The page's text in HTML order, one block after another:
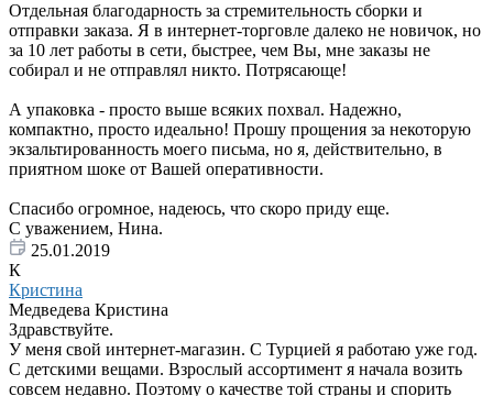
Отдельная благодарность за стремительность сборки и
отправки заказа. Я в интернет-торговле далеко не новичок, но
за 10 лет работы в сети, быстрее, чем Вы, мне заказы не
собирал и не отправлял никто. Потрясающе!
А упаковка - просто выше всяких похвал. Надежно,
компактно, просто идеально! Прошу прощения за некоторую
экзальтированность моего письма, но я, действительно, в
приятном шоке от Вашей оперативности.
Спасибо огромное, надеюсь, что скоро приду еще.
С уважением, Нина.
25.01.2019
К
Кристина
Медведева Кристина
Здравствуйте.
У меня свой интернет-магазин. С Турцией я работаю уже год.
С детскими вещами. Взрослый ассортимент я начала возить
совсем недавно. Поэтому о качестве той страны и спорить